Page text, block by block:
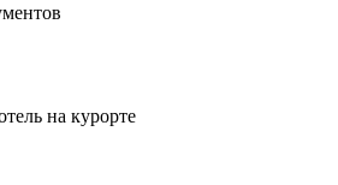
на курорте